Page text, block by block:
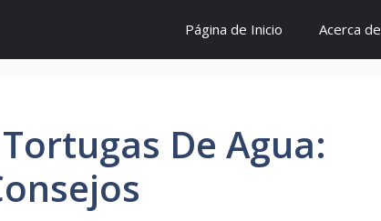
Página de Inicio Acerca de
De Agua: